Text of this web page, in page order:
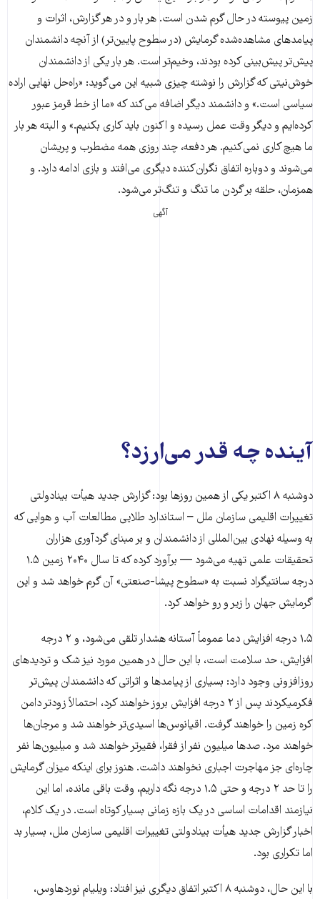
زمین پیوسته در حال گرم شدن است. هر بار و در هر گزارش، اثرات و
پیامدهای مشاهده‌شده گرمایش (در سطوح پایین‌تر) از آنچه دانشمندان
پیش‌تر پیش‌بینی کرده بودند، وخیم‌تر است. هر بار یکی از دانشمندان
خوش‌نیتی که گزارش را نوشته چیزی شبیه این می‌گوید: «راه‌حل نهایی اراده
سیاسی است.» و دانشمند دیگر اضافه می‌کند که «ما از خط قرمز عبور
کرده‌ایم و دیگر وقت عمل رسیده و اکنون باید کاری بکنیم.» و البته هر بار
ما هیچ کاری نمی‌کنیم. هر دفعه، چند روزی همه مضطرب و پریشان
می‌شوند و دوباره اتفاق نگران‌‌کننده دیگری می‌افتد و بازی ادامه دارد. و
همزمان، حلقه بر گردن ما تنگ و تنگ‌تر می‌شود.
آگهی
آینده چه قدر می‌ارزد؟
دوشنبه ۸ اکتبر یکی از همین روزها بود: گزارش جدید هیأت بینادولتی
تغییرات اقلیمی سازمان ملل – استاندارد طلایی مطالعات آب و هوایی که
به وسیله نهادی بین‌المللی از دانشمندان و بر مبنای گردآوری هزاران
تحقیقات علمی تهیه می‌شود — برآورد کرده که تا سال ۲۰۴۰ زمین ۱.۵
درجه سانتیگراد نسبت به «سطوح پیشا-صنعتی» آن گرم خواهد شد و این
گرمایش جهان را زیر و رو خواهد کرد.
۱.۵ درجه افزایش دما عموماً آستانه هشدار تلقی می‌شود، و ۲ درجه
افزایش، حد سلامت است، با این حال در همین مورد نیز شک و تردیدهای
روزافزونی وجود دارد: بسیاری از پیامدها و اثراتی که دانشمندان پیش‌تر
فکرمی‎کردند پس از ۲ درجه افزایش بروز خواهند کرد، احتمالاً زودتر دامن
کره زمین را خواهند گرفت. اقیانوس‌ها اسیدی‌تر خواهند شد و مرجان‌ها
خواهند مرد. صدها میلیون نفر از فقرا، فقیرتر خواهند شد و میلیون‌ها نفر
چاره‌ای جز مهاجرت اجباری نخواهند داشت. هنوز برای اینکه میزان گرمایش
را تا حد ۲ درجه و حتی ۱.۵ درجه نگه داریم، وقت باقی مانده، اما این
نیازمند اقدامات اساسی در یک بازه زمانی بسیار کوتاه است. در یک کلام،
اخبار گزارش جدید هیأت بینادولتی تغییرات اقلیمی سازمان ملل، بسیار بد
اما تکراری بود.
با این حال، دوشنبه ۸ اکتبر اتفاق دیگری نیز افتاد: ویلیام نوردهاوس،